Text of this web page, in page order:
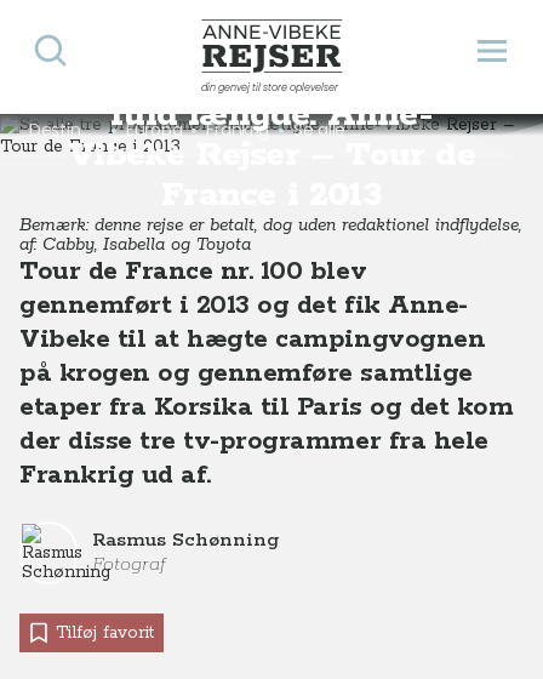
Anne-Vibeke Rejser
din genvej til store oplevelser
Åbn
Søg
Se alle tre programmer i
fuld længde: Anne-
Vibeke Rejser – Tour de
Destinationer Europa Frankrig Se alle tre programmer i fuld længde: Anne-Vibeke Rejser – Tour de France i 2013
Bemærk: denne rejse er betalt, dog uden redaktionel indflydelse,
af: Cabby, Isabella og Toyota
Tour de France nr. 100 blev
gennemført i 2013 og det fik Anne-
Vibeke til at hægte campingvognen
på krogen og gennemføre samtlige
etaper fra Korsika til Paris og det kom
der disse tre tv-programmer fra hele
Frankrig ud af.
Rasmus Schønning
Fotograf
Tilføj favorit